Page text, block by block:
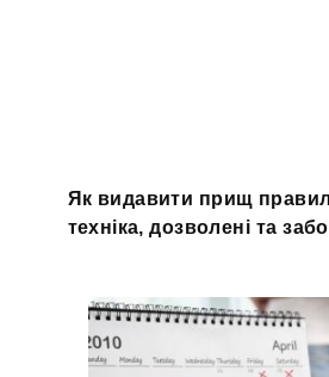
Як видавити прищ
техніка, дозволені та